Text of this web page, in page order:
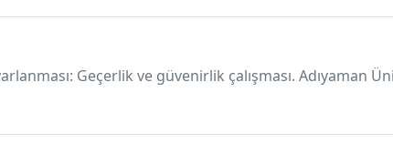
Geçerlik ve güvenirlik çalışması. Adıyaman